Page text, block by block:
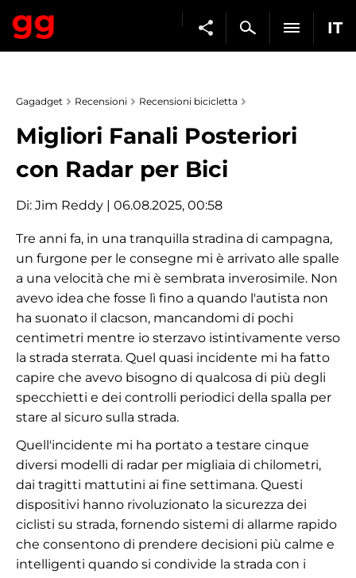
IT
Gagadget Recensioni Recensioni bicicletta
Migliori Fanali Posteriori
con Radar per Bici
Di: Jim Reddy | 06.08.2025, 00:58
Tre anni fa, in una tranquilla stradina di campagna,
un furgone per le consegne mi è arrivato alle spalle
a una velocità che mi è sembrata inverosimile. Non
avevo idea che fosse lì fino a quando l'autista non
ha suonato il clacson, mancandomi di pochi
centimetri mentre io sterzavo istintivamente verso
la strada sterrata. Quel quasi incidente mi ha fatto
capire che avevo bisogno di qualcosa di più degli
specchietti e dei controlli periodici della spalla per
stare al sicuro sulla strada.
Quell'incidente mi ha portato a testare cinque
diversi modelli di radar per migliaia di chilometri,
dai tragitti mattutini ai fine settimana. Questi
dispositivi hanno rivoluzionato la sicurezza dei
ciclisti su strada, fornendo sistemi di allarme rapido
che consentono di prendere decisioni più calme e
intelligenti quando si condivide la strada con i